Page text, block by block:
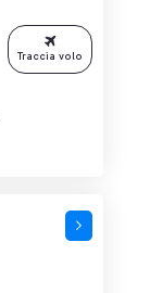
Traccia volo